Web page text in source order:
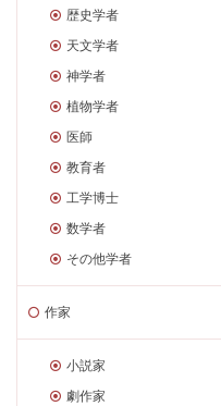
歴史学者
天文学者
神学者
植物学者
医師
教育者
工学博士
数学者
その他学者
作家
小説家
劇作家